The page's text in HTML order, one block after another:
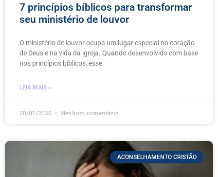
7 princípios bíblicos para transformar
seu ministério de louvor
O ministério de louvor ocupa um lugar especial no coração
de Deus e na vida da igreja. Quando desenvolvido com base
nos princípios bíblicos, esse
LEIA MAIS »
28/07/2025 Nenhum comentário
ACONSELHAMENTO CRISTÃO